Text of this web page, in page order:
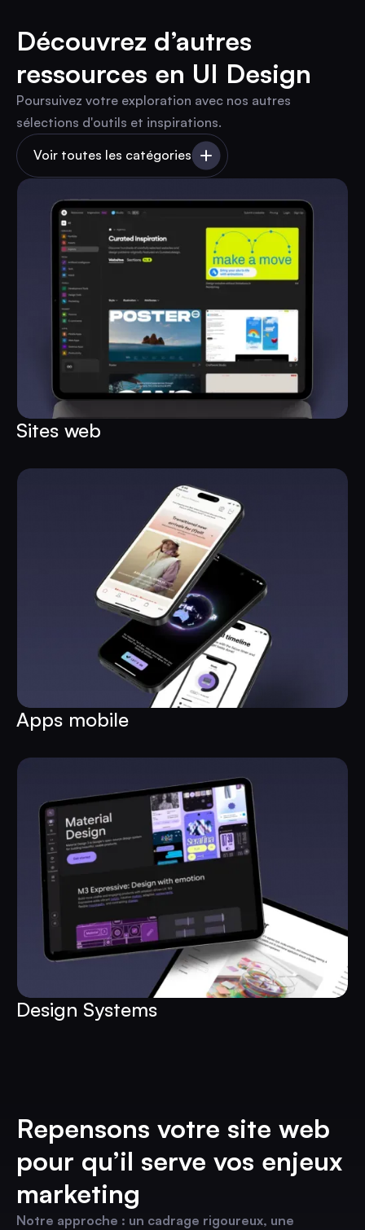
Découvrez d’autres
ressources en UI Design
Poursuivez votre exploration avec nos autres
sélections d'outils et inspirations.
Voir toutes les catégories
Sites web
Apps mobile
Design Systems
Repensons votre site web
pour qu’il serve vos enjeux
marketing
Notre approche : un cadrage rigoureux, une